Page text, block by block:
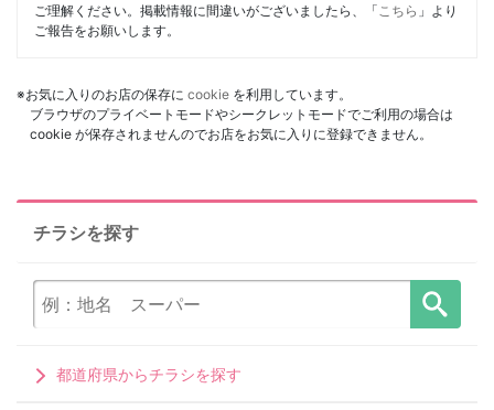
ご理解ください。掲載情報に間違いがございましたら、「 こちら 」より
ご報告をお願いします。
※お気に入りのお店の保存に cookie を利用しています。
ブラウザのプライベートモードやシークレットモードでご利用の場合は
cookie が保存されませんのでお店をお気に入りに登録できません。
チラシを探す
都道府県からチラシを探す